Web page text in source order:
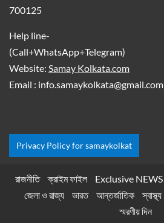
700125
Help line-
(Call+WhatsApp+Telegram)
Website: Samay Kolkata.com
Email : info.samaykolkata@gmail.com
Privacy Policy for samaykolkat
রাজনীতি ক্রাইম ফাইল Exclusive NEWS
জেলা ও রাজ্য
ভারত আন্তর্জাতিক স্বাস্থ্য
স্মরণীয় দিন